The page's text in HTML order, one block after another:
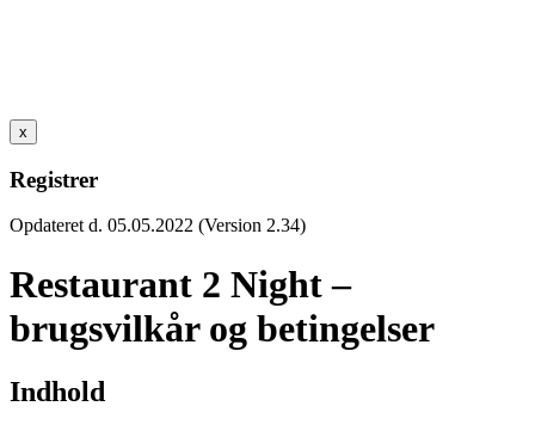
x
Registrer
Opdateret d. 05.05.2022 (Version 2.34)
Restaurant 2 Night –
brugsvilkår og betingelser
Indhold